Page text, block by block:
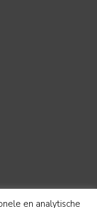
en analytische